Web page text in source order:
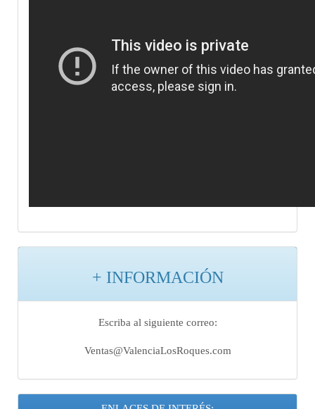
+ INFORMACIÓN
Escriba al siguiente correo:
Ventas@ValenciaLosRoques.com